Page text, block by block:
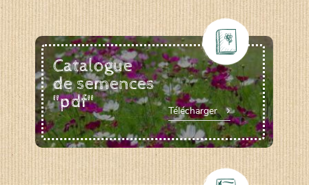
Catalogue
de semences
"pdf"
Télécharger